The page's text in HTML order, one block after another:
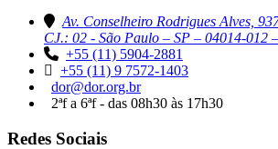
Av. Conselheiro Rodrigues Alves,
CJ.: 02 - São Paulo – SP – 04014-012
+55 (11) 5904-2881
+55 (11) 9 7572-1403
dor@dor.org.br
2ªf a 6ªf - das 08h30 às 17h30
Redes Sociais